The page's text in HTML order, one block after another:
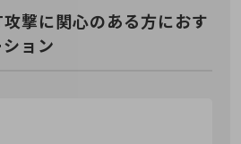
撃に関心のある方におす
ョン